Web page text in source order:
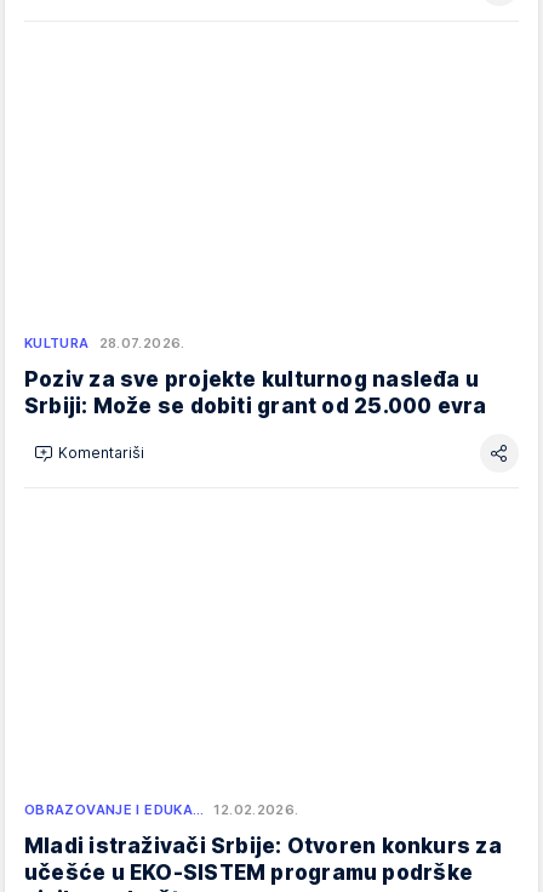
KULTURA 28.07.2026.
Poziv za sve projekte kulturnog nasleđa u
Srbiji: Može se dobiti grant od 25.000 evra
Komentariši
OBRAZOVANJE I EDUKA… 12.02.2026.
Mladi istraživači Srbije: Otvoren konkurs za
učešće u EKO-SISTEM programu podrške